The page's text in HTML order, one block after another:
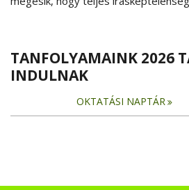
TANFOLYAMAINK 2026
INDULNAK
OKTATÁSI NAPTÁR